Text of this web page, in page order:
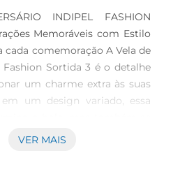
INDIPEL FASHION
Memoráveis com Estilo
cada comemoração A Vela de
Sortida 3 é o detalhe
um charme extra às suas
um design variado, essa
elemento decorativo que
VER MAIS